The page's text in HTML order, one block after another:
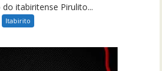
itabiritense Pirulito...
Itabirito